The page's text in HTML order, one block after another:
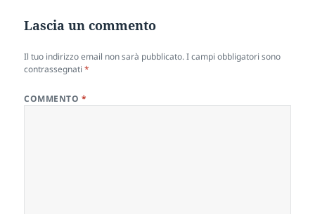
Lascia un commento
Il tuo indirizzo email non sarà pubblicato. I campi obbligatori sono
contrassegnati*
COMMENTO *